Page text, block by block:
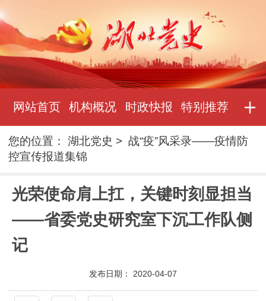
网站首页 机构概况 时政快报 特别推荐
您的位置：湖北党史 >战“疫”风采录——疫情防
控宣传报道集锦
光荣使命肩上扛，关键时刻显担当
——省委党史研究室下沉工作队侧
记
发布日期： 2020-04-07